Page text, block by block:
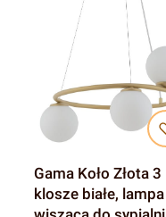
Gama Koło Złota 3
klosze białe, lampa